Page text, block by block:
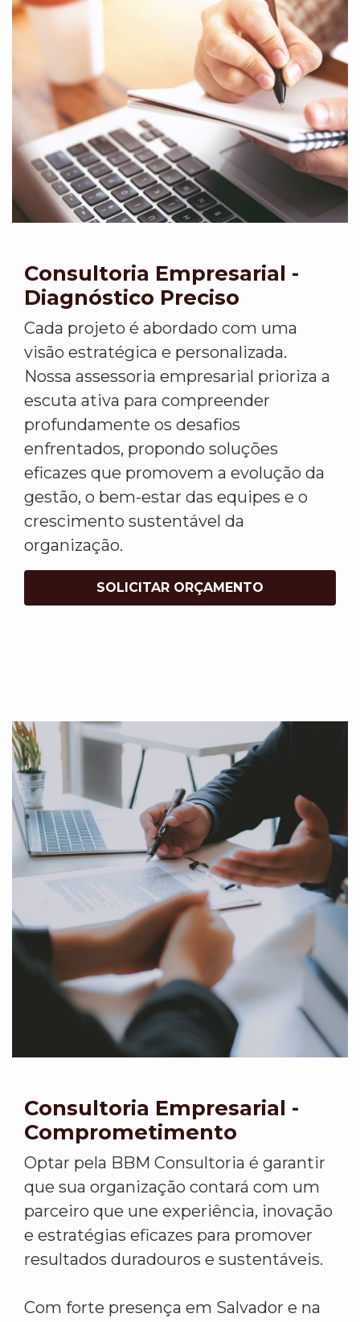
Consultoria Empresarial -
Diagnóstico Preciso
Cada projeto é abordado com uma
visão estratégica e personalizada.
Nossa assessoria empresarial prioriza a
escuta ativa para compreender
profundamente os desafios
enfrentados, propondo soluções
eficazes que promovem a evolução da
gestão, o bem-estar das equipes e o
crescimento sustentável da
organização.
SOLICITAR ORÇAMENTO
Consultoria Empresarial -
Comprometimento
Optar pela BBM Consultoria é garantir
que sua organização contará com um
parceiro que une experiência, inovação
e estratégias eficazes para promover
resultados duradouros e sustentáveis.
Com forte presença em Salvador e na